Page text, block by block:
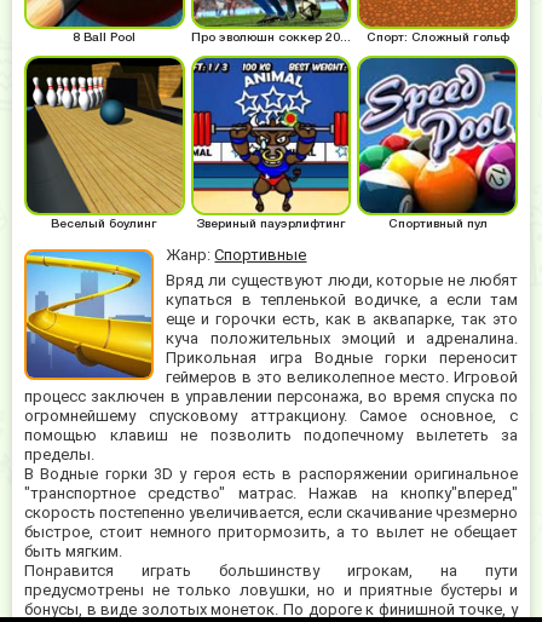
Жанр:Спортивные
Вряд ли существуют люди, которые не любят
купаться в тепленькой водичке, а если там
еще и горочки есть, как в аквапарке, так это
куча положительных эмоций и адреналина.
Прикольная игра Водные горки переносит
геймеров в это великолепное место. Игровой
процесс заключен в управлении персонажа, во время спуска по
огромнейшему спусковому аттракциону. Самое основное, с
помощью клавиш не позволить подопечному вылететь за
пределы.
В Водные горки 3D у героя есть в распоряжении оригинальное
"транспортное средство" матрас. Нажав на кнопку"вперед"
скорость постепенно увеличивается, если скачивание чрезмерно
быстрое, стоит немного притормозить, а то вылет не обещает
быть мягким.
Понравится играть большинству игрокам, на пути
предусмотрены не только ловушки, но и приятные бустеры и
бонусы, в виде золотых монеток. По дороге к финишной точке, у
8 Ball Pool Про эволюшн соккер 2019 Спорт: Сложный гольф
Веселый боулинг Звериный пауэрлифтинг Спортивный пул